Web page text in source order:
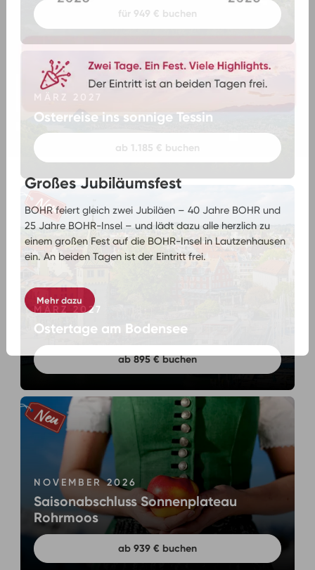
für 949 € buchen
Osterreise ins sonnige Tessin
ab 1.185 € buchen
MÄRZ 2027
Ostertage am Bodensee
ab 895 € buchen
NOVEMBER 2026
Saisonabschluss Sonnenplateau
Rohrmoos
ab 939 € buchen
Großes Jubiläumsfest
BOHR feiert gleich zwei Jubiläen – 40 Jahre BOHR und
25 Jahre BOHR-Insel – und lädt dazu alle herzlich zu
einem großen Fest auf die BOHR-Insel in Lautzenhausen
ein. An beiden Tagen ist der Eintritt frei.
Mehr dazu